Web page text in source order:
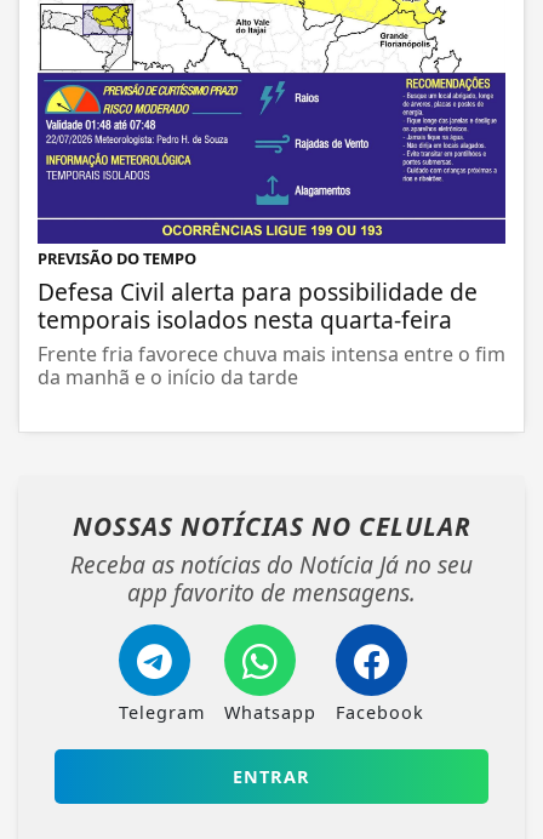
PREVISÃO DO TEMPO
Defesa Civil alerta para possibilidade de
temporais isolados nesta quarta-feira
Frente fria favorece chuva mais intensa entre o fim
da manhã e o início da tarde
NOSSAS NOTÍCIAS NO CELULAR
Receba as notícias do Notícia Já no seu
app favorito de mensagens.
Telegram Whatsapp Facebook
ENTRAR